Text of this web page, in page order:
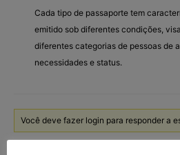
Cada tipo de passaporte tem
emitido sob diferentes condições,
diferentes categorias de pessoas de
necessidades e status.
Você deve fazer login para responder a